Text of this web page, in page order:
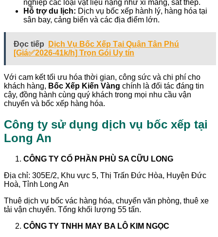
nghiệp các loại vật liệu nặng như xi măng, sắt thép.
Hỗ trợ du lịch: Dịch vụ bốc xếp hành lý, hàng hóa tại
sân bay, cảng biển và các địa điểm lớn.
Đọc tiếp
Dịch Vụ Bốc Xếp Tại Quận Tân Phú
[Giá✅2026-41k/h] Trọn Gói Uy tín
Với cam kết tối ưu hóa thời gian, công sức và chi phí cho
khách hàng, Bốc Xếp Kiến Vàng chính là đối tác đáng tin
cậy, đồng hành cùng quý khách trong mọi nhu cầu vận
chuyển và bốc xếp hàng hóa.
Công ty sử dụng dịch vụ bốc xếp tại
Long An
CÔNG TY CỔ PHẦN PHÙ SA CỮU LONG
Địa chỉ: 305E/2, Khu vực 5, Thị Trấn Đức Hòa, Huyện Đức
Hoà, Tỉnh Long An
Thuê dịch vụ bốc vác hàng hóa, chuyển văn phòng, thuê xe
tải vận chuyển. Tổng khối lượng 55 tấn.
CÔNG TY TNHH MAY BA LÔ KIM NGỌC